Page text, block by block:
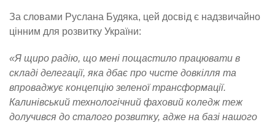
За словами Руслана Будяка, цей досвід є надзвичайно
цінним для розвитку України:
«Я щиро радію, що мені пощастило працювати в
складі делегації, яка дбає про чисте довкілля та
впроваджує концепцію зеленої трансформації.
Калинівський технологічний фаховий коледж теж
долучився до сталого розвитку, адже на базі нашого